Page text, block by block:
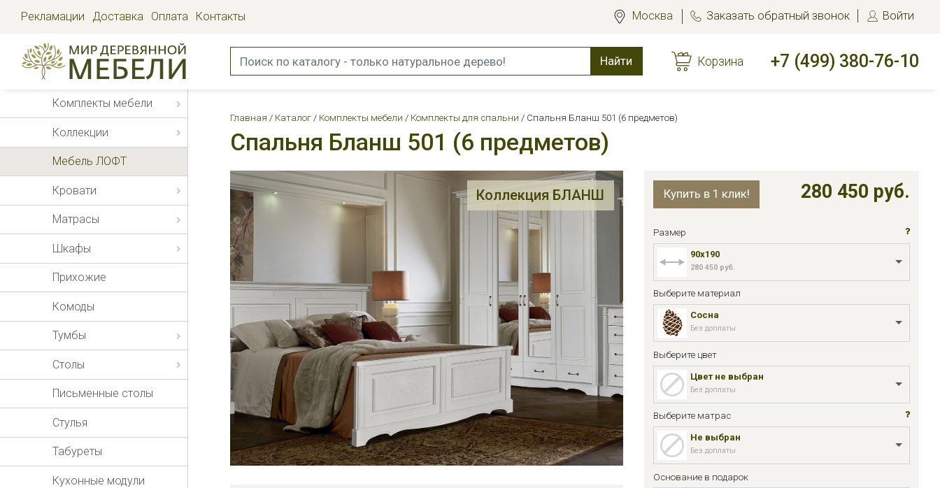
Рекламации Доставка Оплата Контакты Москва Заказать обратный звонок Войти
Найти Корзина +7 (499) 380-76-10
Комплекты мебели
Коллекции
Мебель ЛОФТ
Кровати
Матрасы
Шкафы
Прихожие
Комоды
Тумбы
Столы
Письменные столы
Стулья
Табуреты
Кухонные модули
Главная Каталог Комплекты мебели Комплекты для спальни Спальня Бланш 501 (6 предметов)
Спальня Бланш 501 (6 предметов)
Коллекция БЛАНШ Купить в 1 клик! 280 450 руб.
Размер
90x190
280 450 руб.
Выберите материал
Сосна
Без доплаты
Выберите цвет
Цвет не выбран
Без доплаты
Выберите матрас
Не выбран
Без доплаты
Основание в подарок